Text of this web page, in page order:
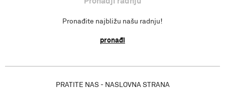
Pronađite najbližu našu radnju!
pronađi
PRATITE NAS - NASLOVNA STRANA